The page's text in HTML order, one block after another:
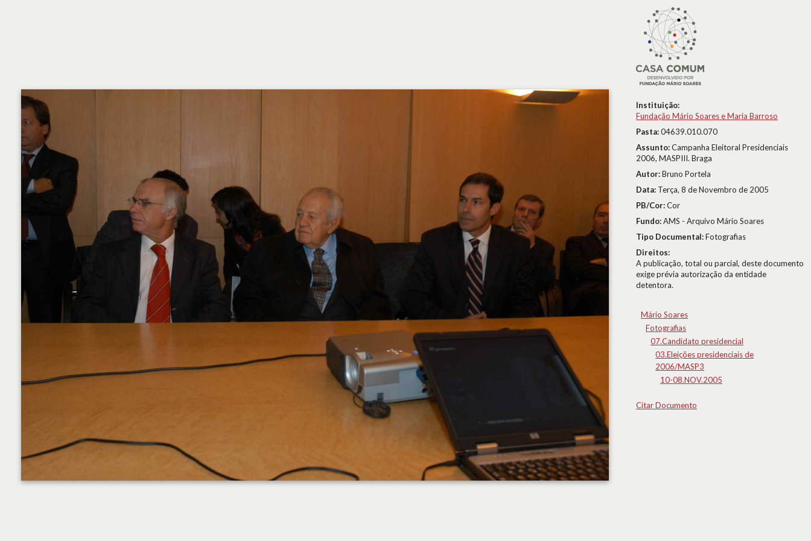
Instituição:
Fundação Mário Soares e Maria Barroso
Pasta:04639.010.070
Assunto:Campanha Eleitoral Presidenciais
2006, MASPIII. Braga
Autor:Bruno Portela
Data: Terça, 8 de Novembro de 2005
PB/Cor:Cor
Fundo:AMS - Arquivo Mário Soares
Tipo Documental:Fotografias
Direitos:
A publicação, total ou parcial, deste documento
exige prévia autorização da entidade
detentora.
Mário Soares
Fotografias
07.Candidato presidencial
03.Eleições presidenciais de
2006/MASP3
10-08.NOV.2005
Citar Documento